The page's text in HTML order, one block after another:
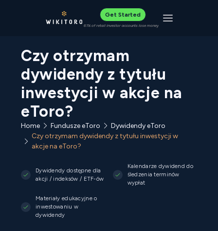
Get Started
61% of retail investor accounts lose money Toggle
Czy otrzymam
dywidendy z tytułu
inwestycji w akcje na
eToro?
Home Fundusze eToro
Dywidendy eToro
Czy otrzymam dywidendy z tytułu inwestycji w
akcje na eToro?
Dywidendy dostępne dla
akcji / indeksów / ETF-ów
Kalendarze dywidend do
śledzenia terminów
wypłat
Materiały edukacyjne o
inwestowaniu w
dywidendy